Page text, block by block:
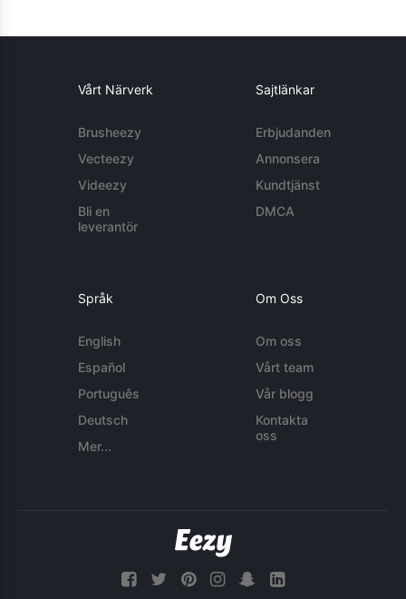
Vårt Närverk
Brusheezy
Vecteezy
Videezy
Bli en
leverantör
Sajtlänkar
Erbjudanden
Annonsera
Kundtjänst
DMCA
Språk
English
Español
Português
Deutsch
Mer...
Om Oss
Om oss
Vårt team
Vår blogg
Kontakta
oss